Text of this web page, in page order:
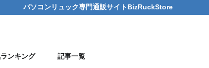
パソコンリュック専門通販サイト BizRuckStore
ランキング 記事一覧